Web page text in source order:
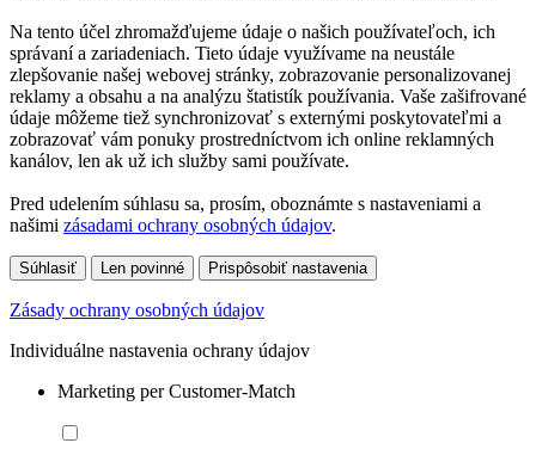
Na tento účel zhromažďujeme údaje o našich používateľoch, ich
správaní a zariadeniach. Tieto údaje využívame na neustále
zlepšovanie našej webovej stránky, zobrazovanie personalizovanej
reklamy a obsahu a na analýzu štatistík používania. Vaše zašifrované
údaje môžeme tiež synchronizovať s externými poskytovateľmi a
zobrazovať vám ponuky prostredníctvom ich online reklamných
kanálov, len ak už ich služby sami používate.
Pred udelením súhlasu sa, prosím, oboznámte s nastaveniami a
našimi zásadami ochrany osobných údajov.
Súhlasiť Len povinné Prispôsobiť nastavenia
Zásady ochrany osobných údajov
Individuálne nastavenia ochrany údajov
Marketing per Customer-Match